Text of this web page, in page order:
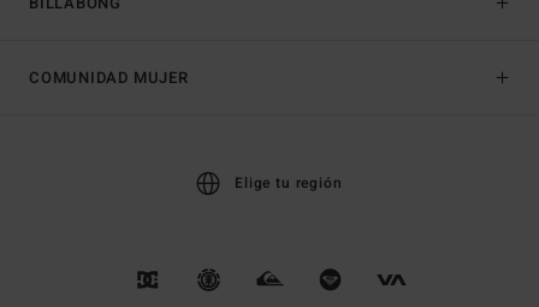
COMUNIDAD MUJER
Elige tu región